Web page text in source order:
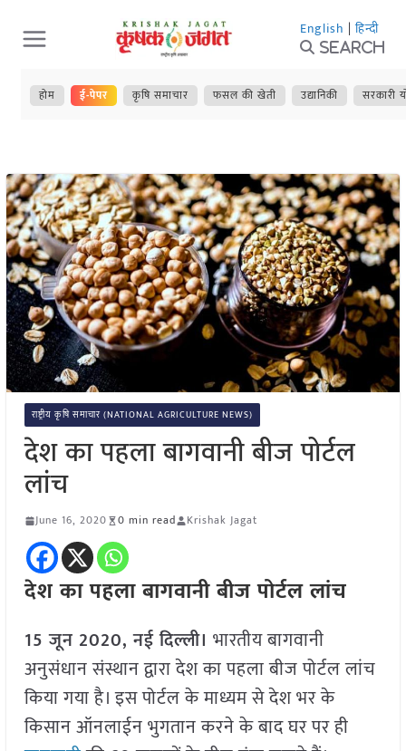
Skip
to
content
English | हिन्दी
Search
होम ई-पेपर कृषि समाचार फसल की खेती उद्यानिकी सरकारी
राष्ट्रीय कृषि समाचार (NATIONAL AGRICULTURE NEWS)
देश का पहला बागवानी बीज पोर्टल
लांच
June 16, 2020 0 min read Krishak Jagat
देश का पहला बागवानी बीज पोर्टल लांच
15 जून 2020, नई दिल्ली। भारतीय बागवानी
अनुसंधान संस्थान द्वारा देश का पहला बीज पोर्टल लांच
किया गया है। इस पोर्टल के माध्यम से देश भर के
किसान ऑनलाईन भुगतान करने के बाद घर पर ही